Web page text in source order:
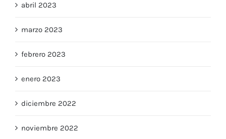
abril 2023
marzo 2023
febrero 2023
enero 2023
diciembre 2022
noviembre 2022